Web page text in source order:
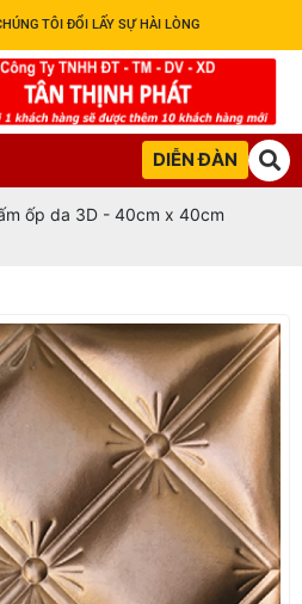
TÔI ĐỔI LẤY SỰ HÀI LÒNG
DIỄN ĐÀN
ốp da 3D - 40cm x 40cm